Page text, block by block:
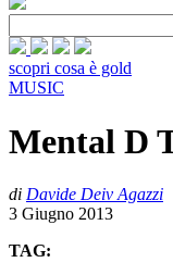
scopri cosa è gold
MUSIC
Mental D
di Davide Deiv Agazzi
3 Giugno 2013
TAG: